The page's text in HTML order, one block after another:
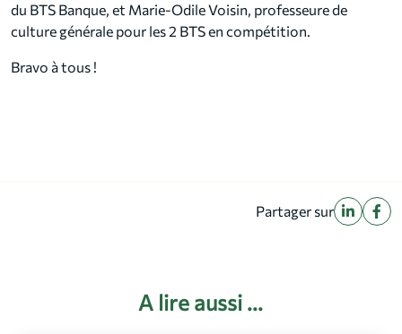
du BTS Banque, et Marie-Odile Voisin, professeure de
culture générale pour les 2 BTS en compétition.
Bravo à tous !
Partager sur
A lire aussi ...